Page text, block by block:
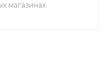
магазинах